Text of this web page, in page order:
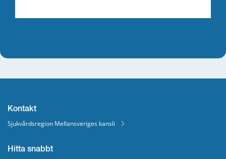
Kontakt
Sjukvårdsregion Mellansveriges kansli
Hitta snabbt